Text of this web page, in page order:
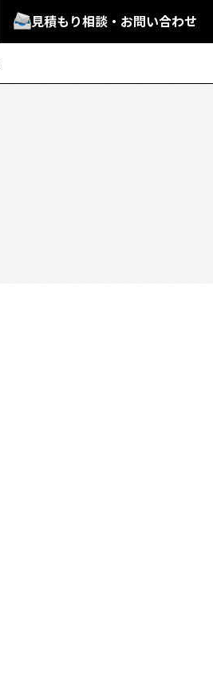
見積もり相談・お問い合わせ